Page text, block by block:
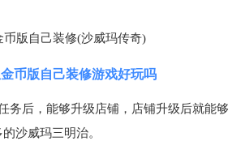
币版自己装修游戏好玩吗
务后，能够升级店铺，店铺升级后就能够
沙威玛三明治。